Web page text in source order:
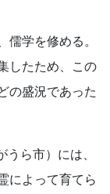
学を修める。
したため、この
の盛況であった
ら市）には、
によって育てら